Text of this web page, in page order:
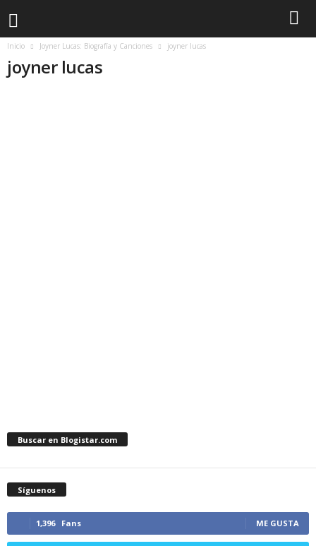
Inicio Joyner Lucas: Biografía y Canciones joyner lucas
joyner lucas
Buscar en Blogistar.com
Síguenos
1,396 Fans ME GUSTA